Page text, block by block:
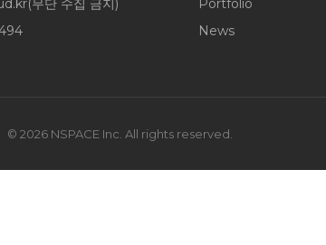
(무단 수집 금지)
Portfolio
News
© 2026 NSPACE Inc. All rights reserved.